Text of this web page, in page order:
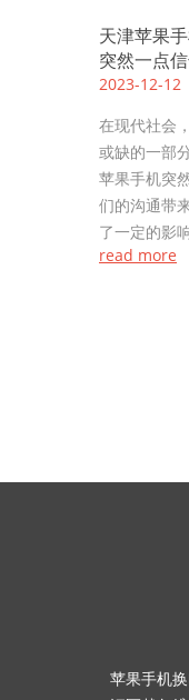
天津苹果
突然一点
2023-12-12
在现代社会
或缺的一部
苹果手机突
们的沟通带
了一定的影
read more
苹果手机